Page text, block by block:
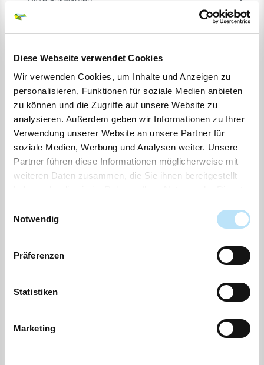
Diese Webseite verwendet Cookies
Wir verwenden Cookies, um Inhalte und Anzeigen zu
personalisieren, Funktionen für soziale Medien anbieten
zu können und die Zugriffe auf unsere Website zu
analysieren. Außerdem geben wir Informationen zu Ihrer
Verwendung unserer Website an unsere Partner für
soziale Medien, Werbung und Analysen weiter. Unsere
Partner führen diese Informationen möglicherweise mit
weiteren Daten zusammen, die Sie ihnen bereitgestellt
haben oder die sie im Rahmen Ihrer Nutzung der Dienste
Notwendig
Präferenzen
Statistiken
Marketing
KATEGORIE
Sie haben Veranstaltungen nach den folgenden Kriterien
gefiltert:
Tag:Montag, 15.06.2026
Gefundene Veranstaltungen :1
Montag, 15.06.2026